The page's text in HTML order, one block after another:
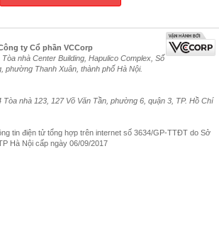
ty Cổ phần VCCorp
Tòa nhà Center Building, Hapulico Complex, Số
phường Thanh Xuân, thành phố Hà Nội.
Tòa nhà 123, 127 Võ Văn Tần, phường 6, quận 3, TP. Hồ Chí
tin điện tử tổng hợp trên internet số 3634/GP-TTĐT do Sở
Hà Nội cấp ngày 06/09/2017